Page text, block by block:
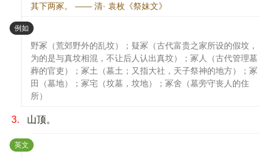
其下两冢。 —— 清· 袁枚《祭妹文》
例如 ：
野冢（荒郊野外的乱坟）；疑冢（古代富贵之家所设的假坟，
为的是与真坟相混，不让后人认出真坟）；冢人（古代管理墓
葬的官吏）；冢土（墓土；又指大社，天子祭神的地方）；冢
田（墓地）；冢宅（坟墓，坟地）；冢舍（墓旁守丧人的住
所）
3. 山顶。
英文 ：